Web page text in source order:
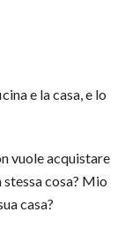
e la casa, e lo
vuole acquistare
cosa? Mio
casa?